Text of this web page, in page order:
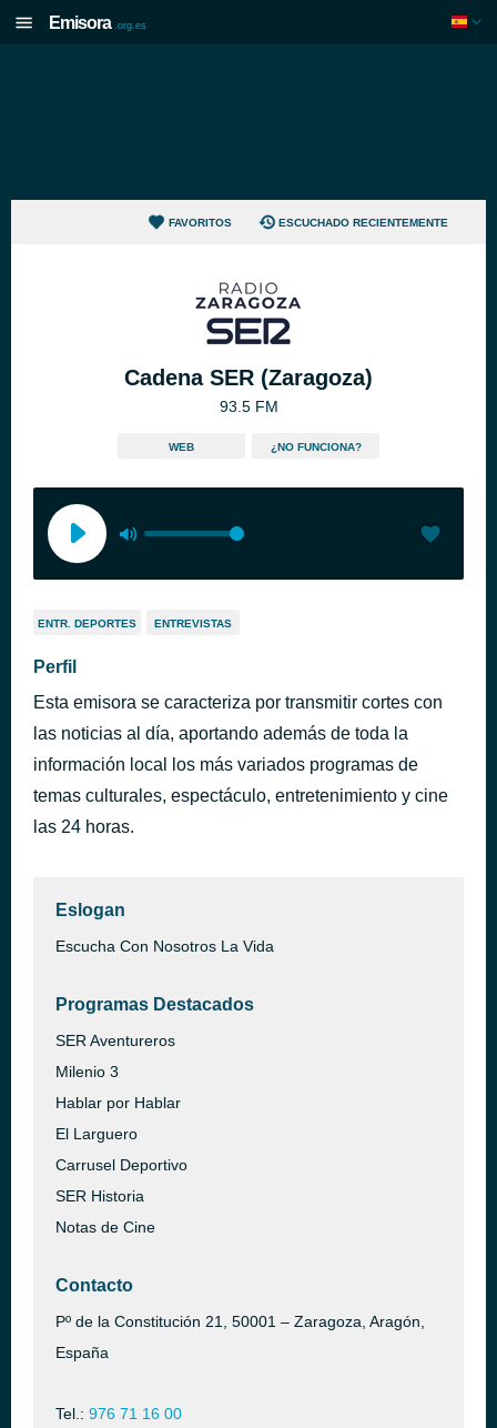
Emisora .org.es
FAVORITOS ESCUCHADO RECIENTEMENTE
Cadena SER (Zaragoza)
93.5 FM
WEB ¿NO FUNCIONA?
ENTR. DEPORTES ENTREVISTAS
Perfil
Esta emisora se caracteriza por transmitir cortes con
las noticias al día, aportando además de toda la
información local los más variados programas de
temas culturales, espectáculo, entretenimiento y cine
las 24 horas.
Eslogan
Escucha Con Nosotros La Vida
Programas Destacados
SER Aventureros
Milenio 3
Hablar por Hablar
El Larguero
Carrusel Deportivo
SER Historia
Notas de Cine
Contacto
Pº de la Constitución 21, 50001 – Zaragoza, Aragón,
España
Tel.: 976 71 16 00